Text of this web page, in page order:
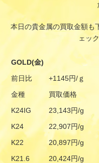
本日の貴金属の買取金額も
ェッ
GOLD(金)
前日比
+1145円/ｇ
金種
買取価格
K24IG
23,143円/g
K24
22,907円/g
K22
20,897円/g
K21.6
20,424円/g